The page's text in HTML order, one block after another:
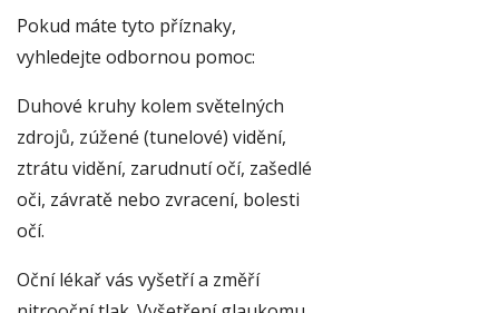
Pokud máte tyto příznaky,
vyhledejte odbornou pomoc:
Duhové kruhy kolem světelných
zdrojů, zúžené (tunelové) vidění,
ztrátu vidění, zarudnutí očí, zašedlé
oči, závratě nebo zvracení, bolesti
očí.
Oční lékař vás vyšetří a změří